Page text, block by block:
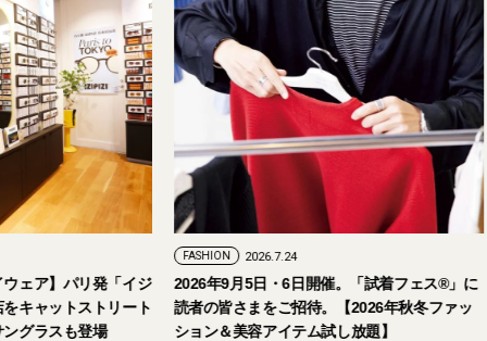
【おしゃれな大人のアイウェア】パリ発「イジ
ピジ」が国内初の旗艦店をキャットストリート
にオープン。日本限定サングラスも登場
2026年9月5日・6
読者の皆さまをご
ション＆美容アイ